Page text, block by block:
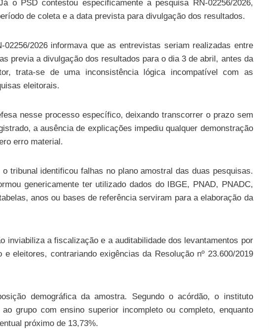
o PSD contestou especificamente a pesquisa RN-02256/2026,
de coleta e a data prevista para divulgação dos resultados.
02256/2026 informava que as entrevistas seriam realizadas entre
previa a divulgação dos resultados para o dia 3 de abril, antes da
trata-se de uma inconsistência lógica incompatível com as
eleitorais.
nesse processo específico, deixando transcorrer o prazo sem
a ausência de explicações impediu qualquer demonstração
erro material.
tribunal identificou falhas no plano amostral das duas pesquisas.
genericamente ter utilizado dados do IBGE, PNAD, PNADC,
anos ou bases de referência serviram para a elaboração da
inviabiliza a fiscalização e a auditabilidade dos levantamentos por
eleitores, contrariando exigências da Resolução nº 23.600/2019
demográfica da amostra. Segundo o acórdão, o instituto
grupo com ensino superior incompleto ou completo, enquanto
próximo de 13,73%.